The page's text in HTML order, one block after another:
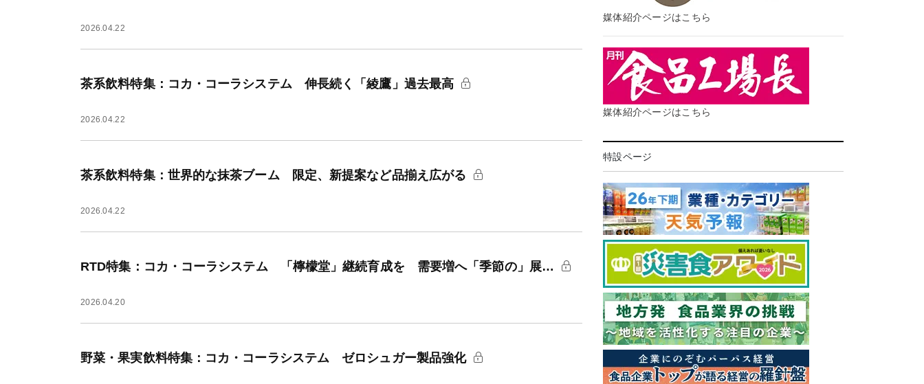
2026.04.22
茶系飲料特集：コカ・コーラシステム 伸長続く「綾鷹」過去最高
2026.04.22
茶系飲料特集：世界的な抹茶ブーム 限定、新提案など品揃え広がる
2026.04.22
RTD特集：コカ・コーラシステム 「檸檬堂」継続育成を 需要増へ「季節の」展…
2026.04.20
野菜・果実飲料特集：コカ・コーラシステム ゼロシュガー製品強化
媒体紹介ページはこちら
媒体紹介ページはこちら
特設ページ